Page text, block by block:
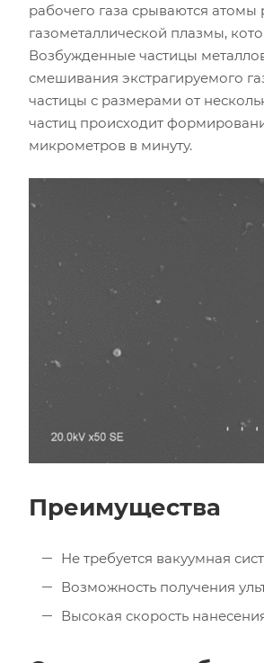
рабочего газа срываются
газометаллической плазмы,
Возбужденные частицы
смешивания экстрагируемого
частицы с размерами от
частиц происходит
микрометров в минуту.
Преимущества
Не требуется вакуумная
Возможность получения
Высокая скорость